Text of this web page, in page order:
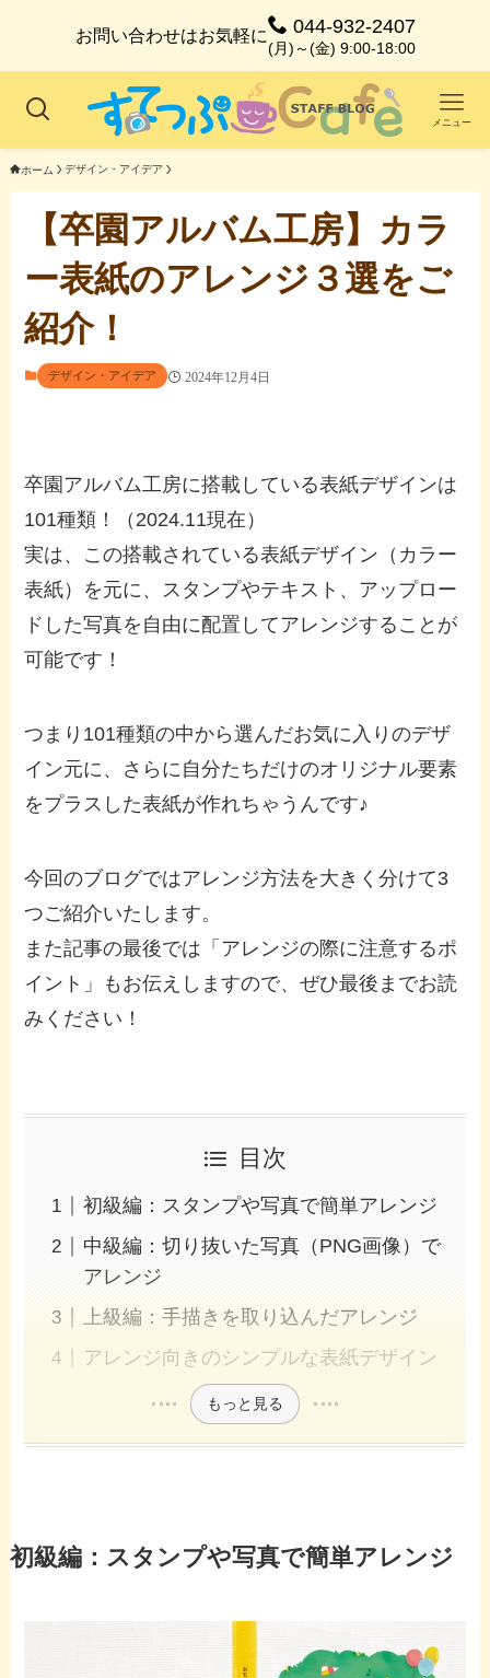
お問い合わせはお気軽に 044-932-2407
(月)～(金) 9:00-18:00
メニュー
ホーム デザイン・アイデア
【卒園アルバム工房】カラ
ー表紙のアレンジ３選をご
紹介！
デザイン・アイデア 2024年12月4日
卒園アルバム工房に搭載している表紙デザインは
101種類！（2024.11現在）
実は、この搭載されている表紙デザイン（カラー
表紙）を元に、スタンプやテキスト、アップロー
ドした写真を自由に配置してアレンジすることが
可能です！
つまり101種類の中から選んだお気に入りのデザ
イン元に、さらに自分たちだけのオリジナル要素
をプラスした表紙が作れちゃうんです♪
今回のブログではアレンジ方法を大きく分けて3
つご紹介いたします。
また記事の最後では「アレンジの際に注意するポ
イント」もお伝えしますので、ぜひ最後までお読
みください！
目次
初級編：スタンプや写真で簡単アレンジ
中級編：切り抜いた写真（PNG画像）で
アレンジ
上級編：手描きを取り込んだアレンジ
アレンジ向きのシンプルな表紙デザイン
もっと見る
初級編：スタンプや写真で簡単アレンジ